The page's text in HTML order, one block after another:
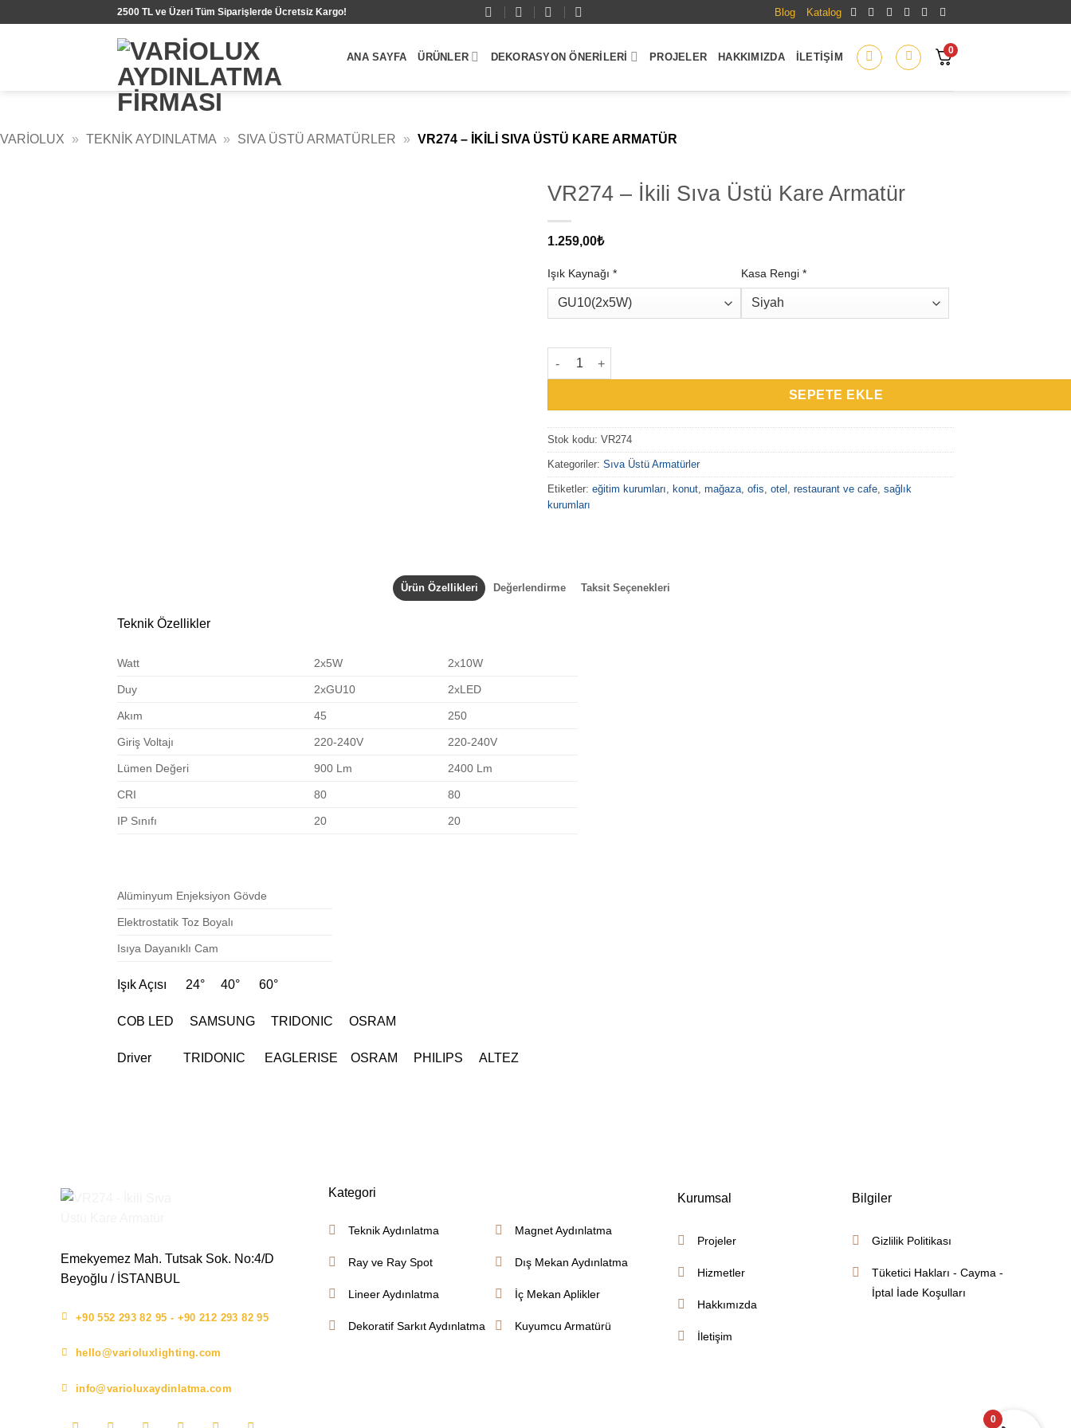
2500 TL ve Üzeri Tüm Siparişlerde Ücretsiz Kargo! Blog Katalog
ANA SAYFA ÜRÜNLER DEKORASYON ÖNERILERI PROJELER HAKKIMIZDA İLETIŞIM
0
VARIOLUX » TEKNIK AYDINLATMA » SIVA ÜSTÜ ARMATÜRLER » VR274 – İKILI SIVA ÜSTÜ KARE ARMATÜR
VR274 – İkili Sıva Üstü Kare Armatür
1.259,00₺
Işık Kaynağı * Kasa Rengi *
VR274 - İkili Sıva Üstü Kare Armatür adet
SEPETE EKLE
Stok kodu: VR274
Kategoriler: Sıva Üstü Armatürler
Etiketler: eğitim kurumları, konut, mağaza, ofis, otel , restaurant ve cafe, sağlık
kurumları
Ürün Özellikleri Değerlendirme Taksit Seçenekleri
Teknik Özellikler
Watt 2x5W 2x10W
Duy 2xGU10 2xLED
Akım 45 250
Giriş Voltajı 220-240V 220-240V
Lümen Değeri 900 Lm 2400 Lm
CRI 80 80
IP Sınıfı 20 20
Alüminyum Enjeksiyon Gövde
Elektrostatik Toz Boyalı
Isıya Dayanıklı Cam
Işık Açısı 24° 40° 60°
COB LED SAMSUNG TRIDONIC OSRAM
Driver TRIDONIC EAGLERISE OSRAM PHILIPS ALTEZ
Emekyemez Mah. Tutsak Sok. No:4/D
Beyoğlu / İSTANBUL
+90 552 293 82 95 - +90 212 293 82 95
hello@varioluxlighting.com
info@varioluxaydinlatma.com
Kategori
Teknik Aydınlatma
Ray ve Ray Spot
Lineer Aydınlatma
Dekoratif Sarkıt Aydınlatma
Magnet Aydınlatma
Dış Mekan Aydınlatma
İç Mekan Aplikler
Kuyumcu Armatürü
Kurumsal
Projeler
Hizmetler
Hakkımızda
İletişim
Bilgiler
Gizlilik Politikası
Tüketici Hakları - Cayma -
İptal İade Koşulları
0